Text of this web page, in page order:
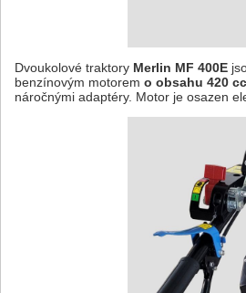
Dvoukolové traktory Merlin MF 400E
benzínovým motorem o obsahu 420
náročnými adaptéry. Motor je osazen